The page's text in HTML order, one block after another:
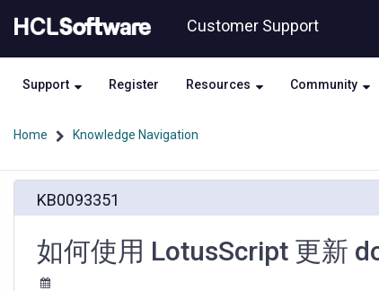
to
content
to
Customer Support
Support Register Resources Community
Home Knowledge Navigation
LotusScript
KB0093351
如何使用 LotusScript 更新